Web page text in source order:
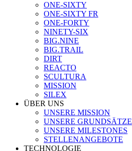
ONE-SIXTY
ONE-SIXTY FR
ONE-FORTY
NINETY-SIX
BIG.NINE
BIG.TRAIL
DIRT
REACTO
SCULTURA
MISSION
SILEX
ÜBER UNS
UNSERE MISSION
UNSERE GRUNDSÄTZE
UNSERE MILESTONES
STELLENANGEBOTE
TECHNOLOGIE